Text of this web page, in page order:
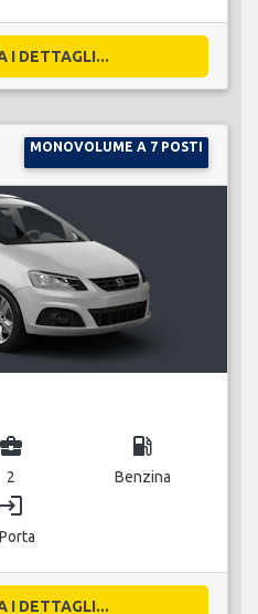
I DETTAGLI...
MONOVOLUME A 7 POSTI
business_center
2
local_gas_station
Benzina
login
I DETTAGLI...